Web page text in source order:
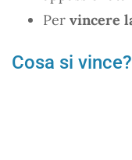
Per vincere
Cosa si vince?